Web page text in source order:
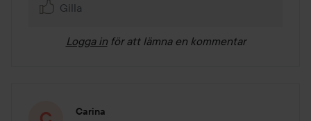
Gilla
Logga in för att lämna en kommentar
Carina